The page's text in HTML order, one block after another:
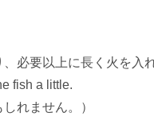
必要以上に長く火を入
fish a little.
れません。）